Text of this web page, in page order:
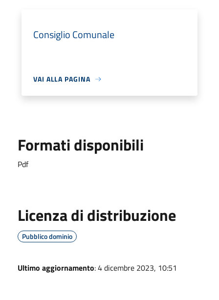
Consiglio Comunale
VAI ALLA PAGINA
Formati disponibili
Pdf
Licenza di distribuzione
Pubblico dominio
Ultimo aggiornamento: 4 dicembre 2023, 10:51